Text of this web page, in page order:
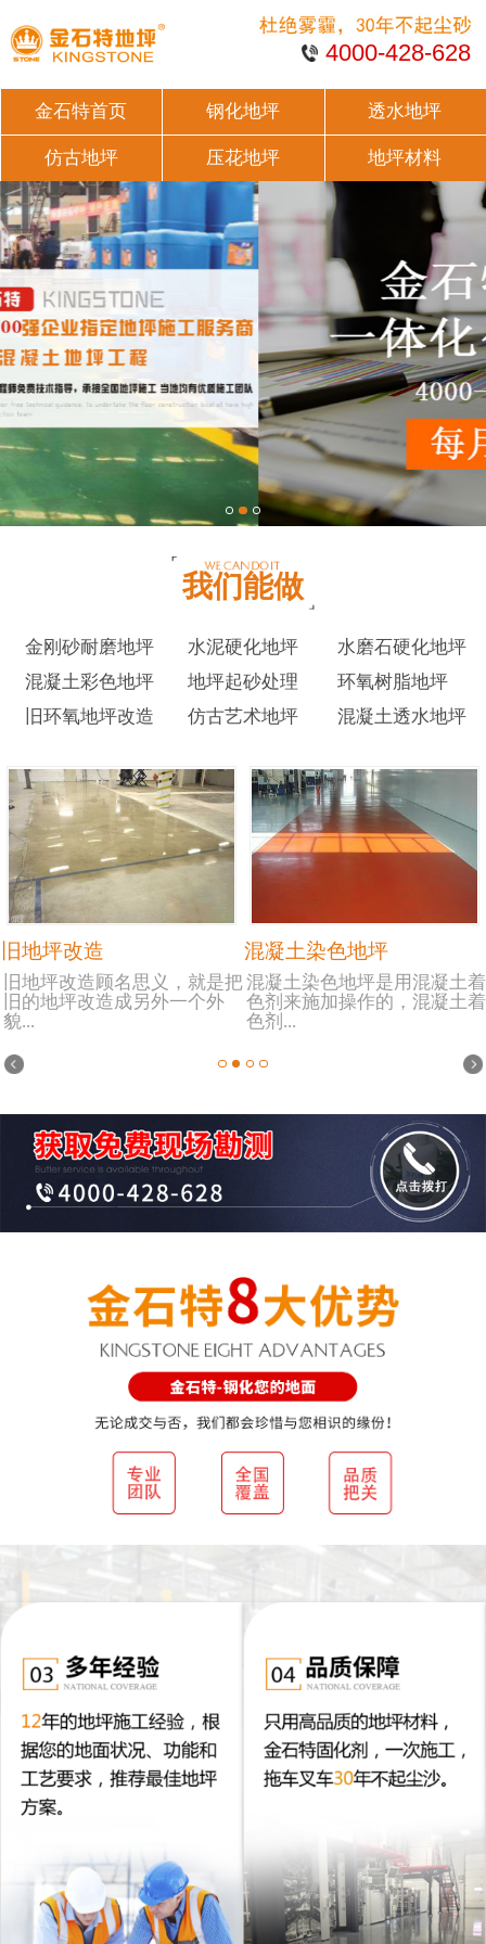
4000-428-628
金石特首页 钢化地坪 透水地坪
仿古地坪 压花地坪 地坪材料
我们能做
金刚砂耐磨地坪 水泥硬化地坪
水磨石硬化地坪
混凝土彩色地坪
地坪起砂处理
环氧树脂地坪
旧环氧地坪改造
仿古艺术地坪 混凝土透水地坪
旧地坪改造
旧地坪改造顾名思义，就是把
旧的地坪改造成另外一个外
貌...
混凝土染色地坪
混凝土染色地坪是用混凝土着
色剂来施加操作的，混凝土着
色剂...